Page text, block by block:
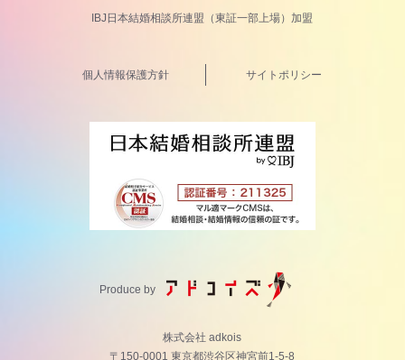
IBJ日本結婚相談所連盟（東証一部上場）加盟
個人情報保護方針 サイトポリシー
Produce by
株式会社 adkois
〒150-0001 東京都渋谷区神宮前1-5-8